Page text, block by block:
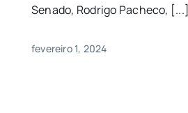
Senado, Rodrigo Pacheco, [...]
fevereiro 1, 2024